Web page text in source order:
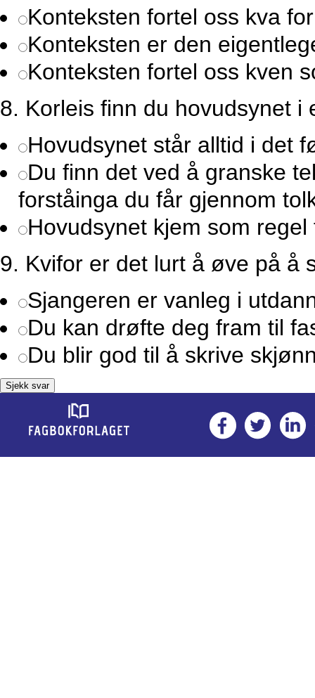
Konteksten fortel oss kva
Konteksten er den
Konteksten fortel oss kven
8. Korleis finn du hovudsynet i
Hovudsynet står alltid i det
Du finn det ved å granske
forståinga du får gjennom
Hovudsynet kjem som
9. Kvifor er det lurt å øve på å
Sjangeren er vanleg i
Du kan drøfte deg fram til
Du blir god til å skrive
Sjekk svar